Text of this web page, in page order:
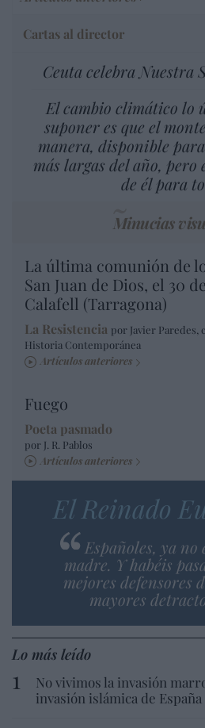
Cartas al director
Ceuta celebra Nuestra
El cambio climático lo
suponer es que el
manera, disponible
más largas del año, pero
de él para
Minucias
La última comunión de
San Juan de Dios, el 30
Calafell (Tarragona)
La Resistencia por Javier
Historia Contemporánea
Artículos anteriores
Fuego
Poeta pasmado
por J. R. Pablos
Artículos anteriores
El Reinado
Españoles, ya no
madre. Y habéis
mejores defensores
mayores
Lo más leído
No vivimos la invasión
invasión islámica de España